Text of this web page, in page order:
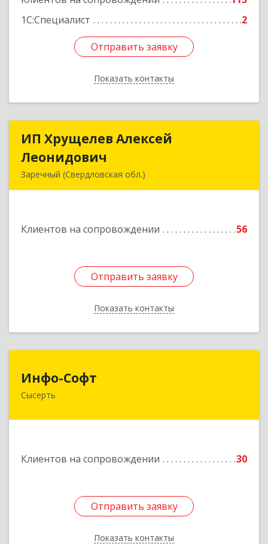
1С:Специалист
2
Отправить заявку
Показать контакты
Отправить заявку
Назад
ИП Хрущелев Алексей
Леонидович
Заречный (Свердловская обл.)
Клиентов на сопровождении 56
Отправить заявку
Показать контакты
ИП Хрущелев Алексей
Подробнее
Отправить заявку
Назад
Инфо-Софт
Сысерть
Клиентов на сопровождении 30
Отправить заявку
Показать контакты
624021, Свердловская обл, Сысерть г, Коммуны
Отправить заявку
Назад